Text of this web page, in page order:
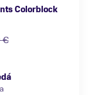
Colorblock
€